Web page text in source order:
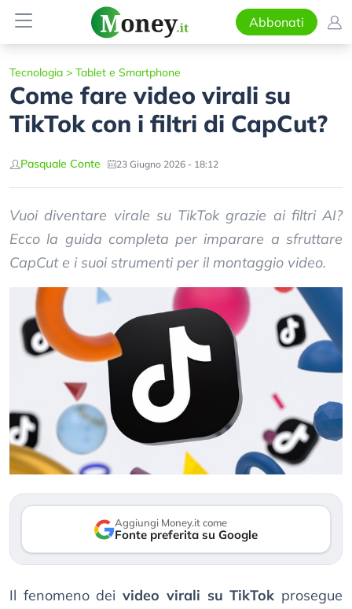
Abbonati
Tecnologia > Tablet e Smartphone
Come fare video virali su
TikTok con i filtri di CapCut?
Pasquale Conte 23 Giugno 2026 - 18:12
Vuoi diventare virale su TikTok grazie ai filtri AI?
Ecco la guida completa per imparare a sfruttare
CapCut e i suoi strumenti per il montaggio video.
Aggiungi Money.it come
Fonte preferita su Google
Il fenomeno deivideo virali su TikTok prosegue